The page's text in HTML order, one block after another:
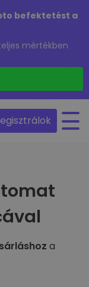
befektetést a
mértékben
a